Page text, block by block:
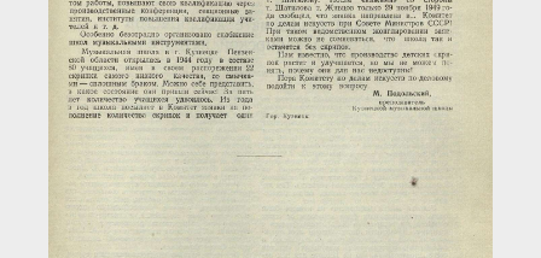
Загрузка...